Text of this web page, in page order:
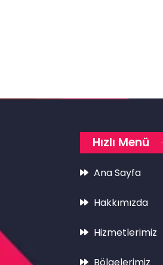
Hızlı Menü
Ana Sayfa
Hakkımızda
Hizmetlerimiz
Bölgelerimiz